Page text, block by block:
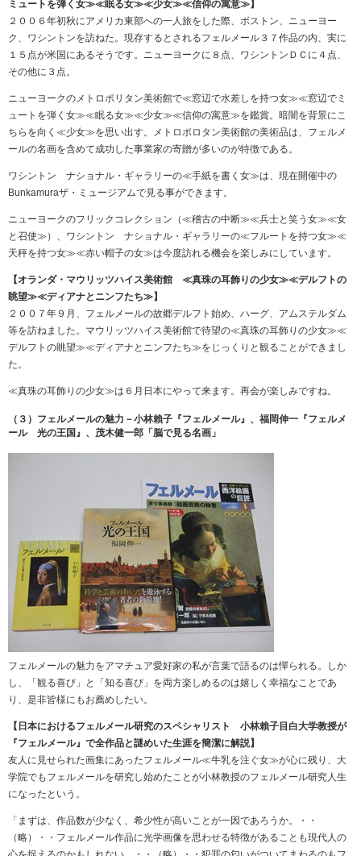
ミュートを弾く女≫≪眠る女≫≪少女≫≪信仰の寓意≫】
２００６年初秋にアメリカ東部への一人旅をした際、ボストン、ニューヨー
ク、ワシントンを訪ねた。現存するとされるフェルメール３７作品の内、実に
１５点が米国にあるそうです。ニューヨークに８点、ワシントンＤＣに４点、
その他に３点。
ニューヨークのメトロポリタン美術館で≪窓辺で水差しを持つ女≫≪窓辺でミ
ュートを弾く女≫≪眠る女≫≪少女≫≪信仰の寓意≫を鑑賞。暗闇を背景にこ
ちらを向く≪少女≫を思い出す。メトロポロタン美術館の美術品は、フェルメ
ールの名画を含めて成功した事業家の寄贈が多いのが特徴である。
ワシントン ナショナル・ギャラリーの≪手紙を書く女≫は、現在開催中の
Bunkamuraザ・ミュージアムで見る事ができます。
ニューヨークのフリックコレクション（≪稽古の中断≫≪兵士と笑う女≫≪女
と召使≫）、ワシントン ナショナル・ギャラリーの≪フルートを持つ女≫≪
天秤を持つ女≫≪赤い帽子の女≫は今度訪れる機会を楽しみにしています。
【オランダ・マウリッツハイス美術館 ≪真珠の耳飾りの少女≫≪デルフトの
眺望≫≪ディアナとニンフたち≫】
２００７年９月、フェルメールの故郷デルフト始め、ハーグ、アムステルダム
等を訪ねました。マウリッツハイス美術館で待望の≪真珠の耳飾りの少女≫≪
デルフトの眺望≫≪ディアナとニンフたち≫をじっくりと観ることができまし
た。
≪真珠の耳飾りの少女≫は６月日本にやって来ます。再会が楽しみですね。
（３）フェルメールの魅力－小林賴子『フェルメール』、福岡伸一『フェルメ
ール 光の王国』、茂木健一郎「脳で見る名画」
フェルメールの魅力をアマチュア愛好家の私が言葉で語るのは憚られる。しか
し、「観る喜び」と「知る喜び」を両方楽しめるのは嬉しく幸福なことであ
り、是非皆様にもお薦めしたい。
【日本におけるフェルメール研究のスペシャリスト 小林賴子目白大学教授が
『フェルメール』で全作品と謎めいた生涯を簡潔に解説】
友人に見せられた画集にあったフェルメール≪牛乳を注ぐ女≫が心に残り、大
学院でもフェルメールを研究し始めたことが小林教授のフェルメール研究人生
になったという。
「まずは、作品数が少なく、希少性が高いことが一因であろうか。・・
（略）・・フェルメール作品に光学画像を思わせる特徴があることも現代人の